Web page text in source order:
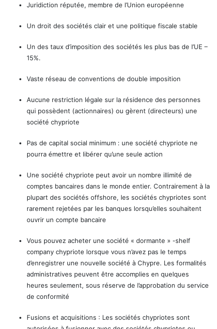
Juridiction réputée, membre de l’Union européenne
Un droit des sociétés clair et une politique fiscale stable
Un des taux d’imposition des sociétés les plus bas de l’UE –
15%.
Vaste réseau de conventions de double imposition
Aucune restriction légale sur la résidence des personnes
qui possèdent (actionnaires) ou gèrent (directeurs) une
société chypriote
Pas de capital social minimum : une société chypriote ne
pourra émettre et libérer qu’une seule action
Une société chypriote peut avoir un nombre illimité de
comptes bancaires dans le monde entier. Contrairement à la
plupart des sociétés offshore, les sociétés chypriotes sont
rarement rejetées par les banques lorsqu’elles souhaitent
ouvrir un compte bancaire
Vous pouvez acheter une société « dormante » -shelf
company chypriote lorsque vous n’avez pas le temps
d’enregistrer une nouvelle société à Chypre. Les formalités
administratives peuvent être accomplies en quelques
heures seulement, sous réserve de l’approbation du service
de conformité
Fusions et acquisitions : Les sociétés chypriotes sont